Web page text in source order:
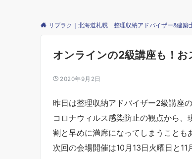
リブラク｜北海道札幌 整理収納アドバイザー&建
オンラインの2級講座も！お
2020年9月2日
昨日は整理収納アドバイザー2級講座
コロナウィルス感染防止の観点から、
割と早めに満席になってしまうことも
次回の会場開催は10月13日火曜日と11